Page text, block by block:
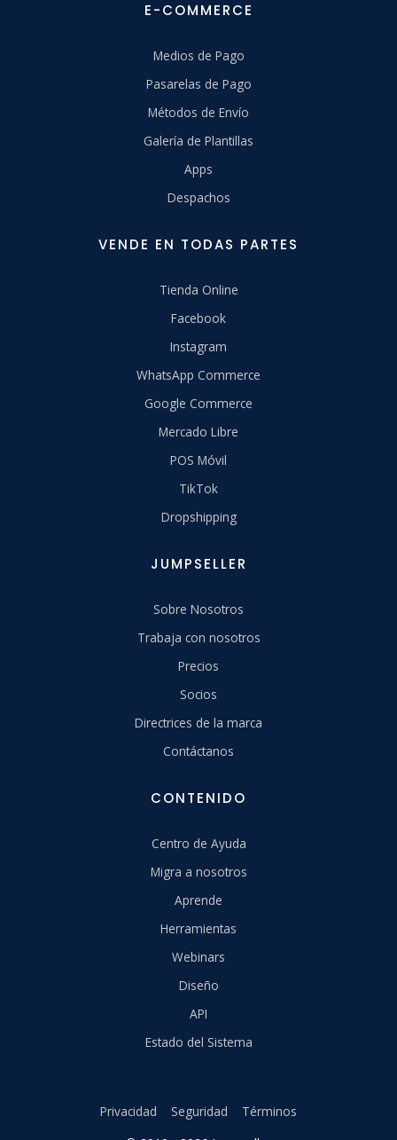
E-COMMERCE
Medios de Pago
Pasarelas de Pago
Métodos de Envío
Galería de Plantillas
Apps
Despachos
VENDE EN TODAS PARTES
Tienda Online
Facebook
Instagram
WhatsApp Commerce
Google Commerce
Mercado Libre
POS Móvil
TikTok
Dropshipping
JUMPSELLER
Sobre Nosotros
Trabaja con nosotros
Precios
Socios
Directrices de la marca
Contáctanos
CONTENIDO
Centro de Ayuda
Migra a nosotros
Aprende
Herramientas
Webinars
Diseño
API
Estado del Sistema
Privacidad Seguridad Términos